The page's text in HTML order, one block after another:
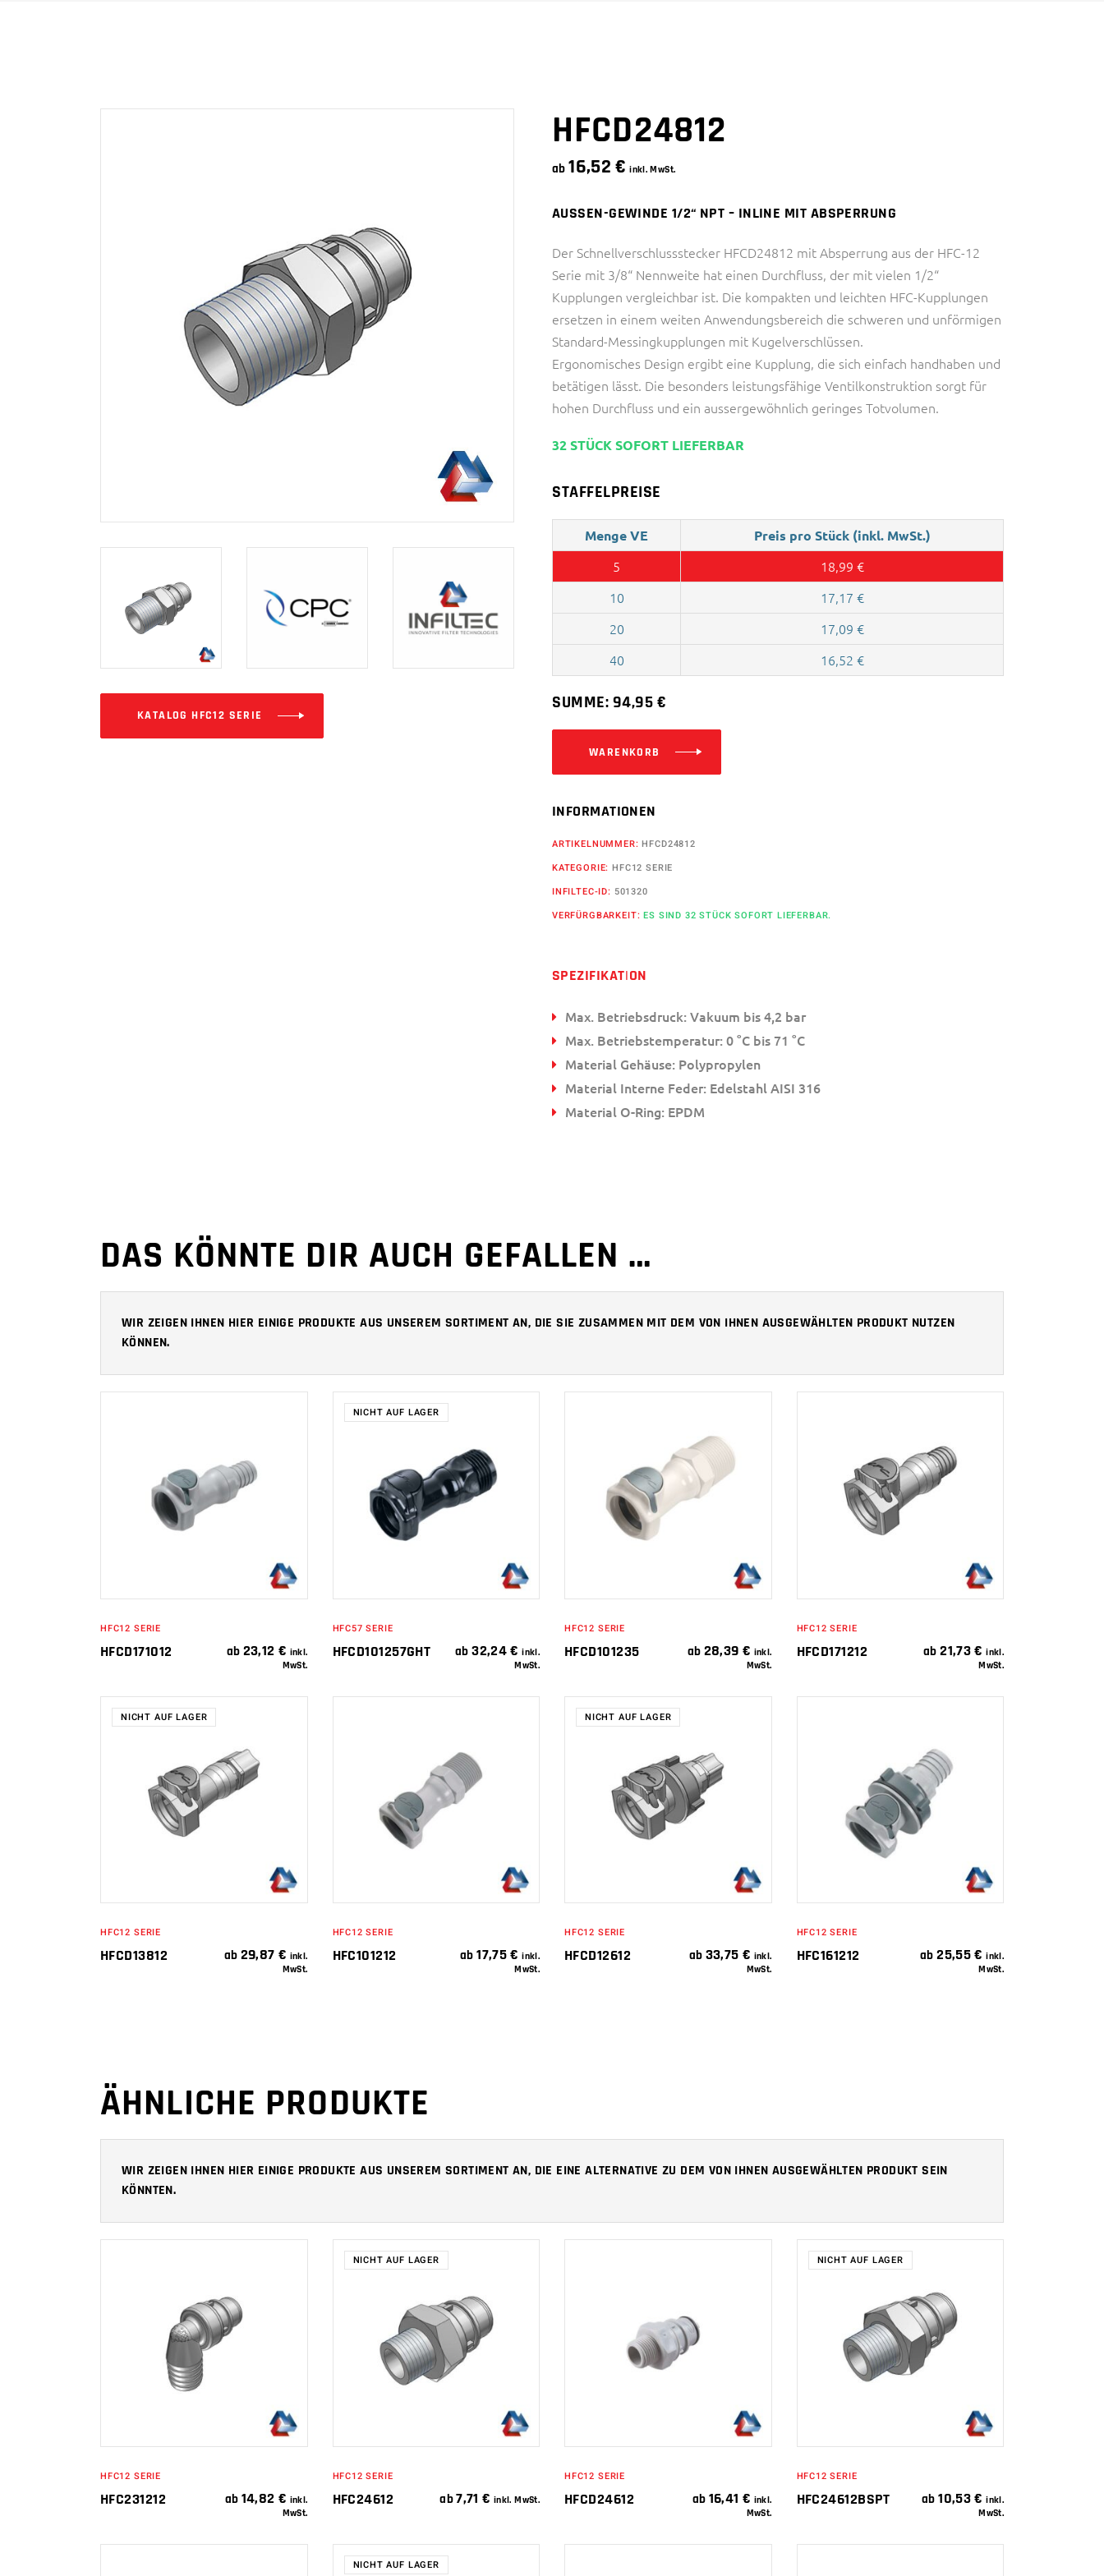
KATALOG HFC12 SERIE
HFCD24812
ab16,52€ inkl. MwSt.
AUSSEN-GEWINDE 1/2“ NPT – INLINE MIT ABSPERRUNG
Der Schnellverschlussstecker HFCD24812 mit Absperrung aus der HFC-12
Serie mit 3/8“ Nennweite hat einen Durchfluss, der mit vielen 1/2“
Kupplungen vergleichbar ist. Die kompakten und leichten HFC-Kupplungen
ersetzen in einem weiten Anwendungsbereich die schweren und unförmigen
Standard-Messingkupplungen mit Kugelverschlüssen.
Ergonomisches Design ergibt eine Kupplung, die sich einfach handhaben und
betätigen lässt. Die besonders leistungsfähige Ventilkonstruktion sorgt für
hohen Durchfluss und ein aussergewöhnlich geringes Totvolumen.
32 STÜCK SOFORT LIEFERBAR
STAFFELPREISE
Menge VE Preis pro Stück (inkl. MwSt.)
5 18,99 €
10
17,17 €
20
17,09 €
40
16,52 €
SUMME:94,95€
WARENKORB
INFORMATIONEN
ARTIKELNUMMER:HFCD24812
KATEGORIE:HFC12 SERIE
INFILTEC-ID: 501320
VERFÜRGBARKEIT:ES SIND 32 STÜCK SOFORT LIEFERBAR.
SPEZIFIKATION
Max. Betriebsdruck: Vakuum bis 4,2 bar
Max. Betriebstemperatur: 0 °C bis 71 °C
Material Gehäuse: Polypropylen
Material Interne Feder: Edelstahl AISI 316
Material O-Ring: EPDM
DAS KÖNNTE DIR AUCH GEFALLEN …
WIR ZEIGEN IHNEN HIER EINIGE PRODUKTE AUS UNSEREM SORTIMENT AN, DIE SIE ZUSAMMEN MIT DEM VON IHNEN AUSGEWÄHLTEN PRODUKT NUTZEN
KÖNNEN.
IN DEN
WARENKORB
HFC12 SERIE
HFCD171012 ab 23,12 € inkl.
MwSt.
NICHT AUF LAGER
WEITERLESEN
HFC57 SERIE
HFCD101257GHT ab32,24€ inkl.
MwSt.
IN DEN
WARENKORB
HFC12 SERIE
HFCD101235 ab 28,39 € inkl.
MwSt.
IN DEN
WARENKORB
HFC12 SERIE
HFCD171212 ab21,73€ inkl.
MwSt.
NICHT AUF LAGER
WEITERLESEN
HFC12 SERIE
HFCD13812 ab 29,87 € inkl.
MwSt.
IN DEN
WARENKORB
HFC12 SERIE
HFC101212 ab17,75€ inkl.
MwSt.
NICHT AUF LAGER
WEITERLESEN
HFC12 SERIE
HFCD12612 ab 33,75 € inkl.
MwSt.
IN DEN
WARENKORB
HFC12 SERIE
HFC161212 ab25,55€ inkl.
MwSt.
ÄHNLICHE PRODUKTE
WIR ZEIGEN IHNEN HIER EINIGE PRODUKTE AUS UNSEREM SORTIMENT AN, DIE EINE ALTERNATIVE ZU DEM VON IHNEN AUSGEWÄHLTEN PRODUKT SEIN
KÖNNTEN.
IN DEN
WARENKORB
HFC12 SERIE
HFC231212 ab 14,82 € inkl.
MwSt.
NICHT AUF LAGER
WEITERLESEN
HFC12 SERIE
HFC24612 ab7,71€ inkl. MwSt.
IN DEN
WARENKORB
HFC12 SERIE
HFCD24612 ab 16,41 € inkl.
MwSt.
NICHT AUF LAGER
WEITERLESEN
HFC12 SERIE
HFC24612BSPT ab10,53€ inkl.
MwSt.
NICHT AUF LAGER